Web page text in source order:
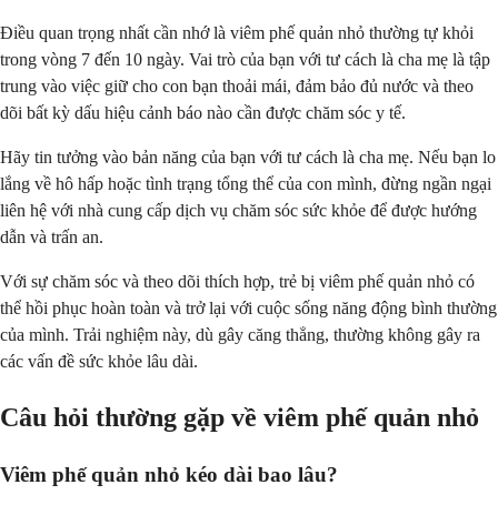
Điều quan trọng nhất cần nhớ là viêm phế quản nhỏ thường tự khỏi
trong vòng 7 đến 10 ngày. Vai trò của bạn với tư cách là cha mẹ là tập
trung vào việc giữ cho con bạn thoải mái, đảm bảo đủ nước và theo
dõi bất kỳ dấu hiệu cảnh báo nào cần được chăm sóc y tế.
Hãy tin tưởng vào bản năng của bạn với tư cách là cha mẹ. Nếu bạn lo
lắng về hô hấp hoặc tình trạng tổng thể của con mình, đừng ngần ngại
liên hệ với nhà cung cấp dịch vụ chăm sóc sức khỏe để được hướng
dẫn và trấn an.
Với sự chăm sóc và theo dõi thích hợp, trẻ bị viêm phế quản nhỏ có
thể hồi phục hoàn toàn và trở lại với cuộc sống năng động bình thường
của mình. Trải nghiệm này, dù gây căng thẳng, thường không gây ra
các vấn đề sức khỏe lâu dài.
Câu hỏi thường gặp về viêm phế quản nhỏ
Viêm phế quản nhỏ kéo dài bao lâu?